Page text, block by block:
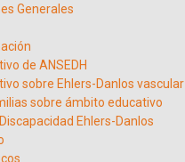
Generales
de ANSEDH
sobre Ehlers-Danlos vascular
sobre ámbito educativo
Ehlers-Danlos